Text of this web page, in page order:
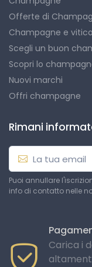
Offerte di
Champagne e
Scegli un buon
Scopri lo
Nuovi marchi
Offri champagne
Rimani
Puoi annullare
info di contatto nelle
Carica i